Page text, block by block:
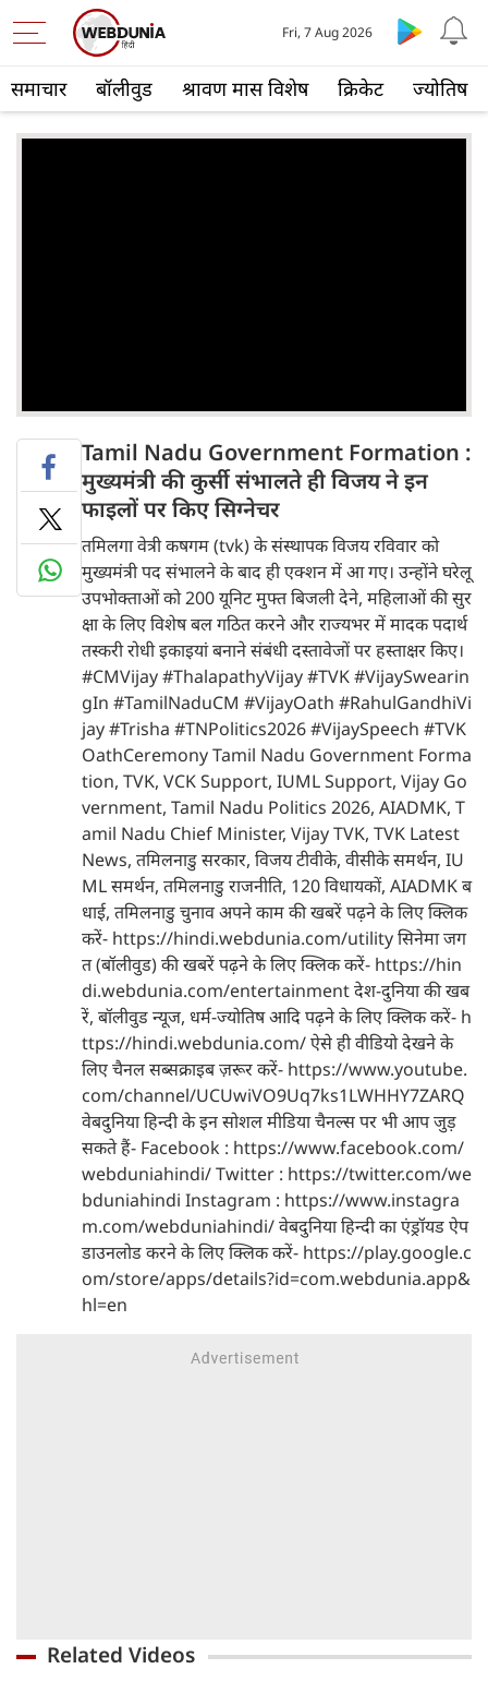
समाचार बॉलीवुड श्रावण मास विशेष क्रिकेट ज्योतिष
Fri, 7 Aug 2026
Tamil Nadu Government Formation :
मुख्यमंत्री की कुर्सी संभालते ही विजय ने इन
फाइलों पर किए सिग्नेचर
तमिलगा वेत्री कषगम (tvk) के संस्थापक विजय रविवार को
मुख्यमंत्री पद संभालने के बाद ही एक्शन में आ गए। उन्होंने घरेलू
उपभोक्ताओं को 200 यूनिट मुफ्त बिजली देने, महिलाओं की सुर
क्षा के लिए विशेष बल गठित करने और राज्यभर में मादक पदार्थ
तस्करी रोधी इकाइयां बनाने संबंधी दस्तावेजों पर हस्ताक्षर किए।
#CMVijay #ThalapathyVijay #TVK #VijaySwearin
gIn #TamilNaduCM #VijayOath #RahulGandhiVi
jay #Trisha #TNPolitics2026 #VijaySpeech #TVK
OathCeremony Tamil Nadu Government Forma
tion, TVK, VCK Support, IUML Support, Vijay Go
vernment, Tamil Nadu Politics 2026, AIADMK, T
amil Nadu Chief Minister, Vijay TVK, TVK Latest
News, तमिलनाडु सरकार, विजय टीवीके, वीसीके समर्थन, IU
ML समर्थन, तमिलनाडु राजनीति, 120 विधायकों, AIADMK ब
धाई, तमिलनाडु चुनाव अपने काम की खबरें पढ़ने के लिए क्लिक
करें- https://hindi.webdunia.com/utility सिनेमा जग
त (बॉलीवुड) की खबरें पढ़ने के लिए क्लिक करें- https://hin
di.webdunia.com/entertainment देश-दुनिया की खब
रें, बॉलीवुड न्यूज, धर्म-ज्योतिष आदि पढ़ने के लिए क्लिक करें- h
ttps://hindi.webdunia.com/ ऐसे ही वीडियो देखने के
लिए चैनल सब्सक्राइब ज़रूर करें- https://www.youtube.
com/channel/UCUwiVO9Uq7ks1LWHHY7ZARQ
वेबदुनिया हिन्दी के इन सोशल मीडिया चैनल्स पर भी आप जुड़
सकते हैं- Facebook : https://www.facebook.com/
webduniahindi/ Twitter : https://twitter.com/we
bduniahindi Instagram : https://www.instagra
m.com/webduniahindi/ वेबदुनिया हिन्दी का एंड्रॉयड ऐप
डाउनलोड करने के लिए क्लिक करें- https://play.google.c
om/store/apps/details?id=com.webdunia.app&
hl=en
Related Videos